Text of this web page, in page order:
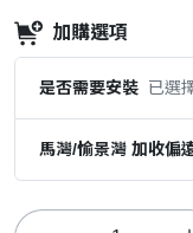
加購選項
是否需要安裝 已選
馬灣/愉景灣 加收偏